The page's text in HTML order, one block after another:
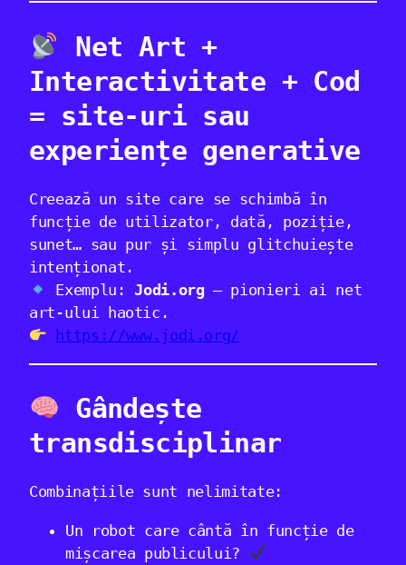
Net Art +
Interactivitate + Cod
= site-uri sau
experiențe generative
Creează un site care se schimbă în
funcție de utilizator, dată, poziție,
sunet… sau pur și simplu glitchuiește
intenționat.
Exemplu: Jodi.org – pionieri ai net
art-ului haotic.
https://www.jodi.org/
Gândește
transdisciplinar
Combinațiile sunt nelimitate:
Un robot care cântă în funcție de
mișcarea publicului?